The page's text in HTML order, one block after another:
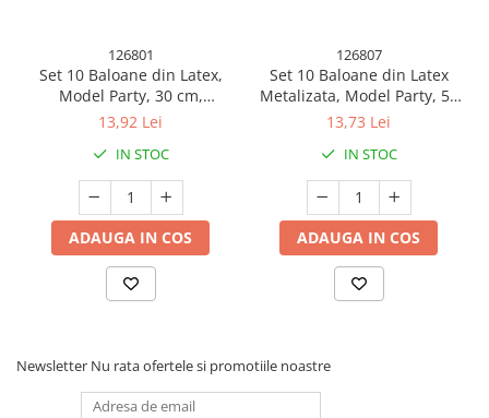
✔Material premium:
Hârtie moale și absorbanta
Design elegant:Buline aurii, potrivite pentru decoruri rafinate
✔ Set practic:
20 de șervețele incluse
tematice, aniversari, baby shower
126801
Set 10 Baloane din Latex,
Model Party, 30 cm,
Multicolore, 2.8 g
13,92 Lei
IN STOC
ADAUGA IN COS
126807
Set 10 Baloane din Latex
Metalizata, Model Party, 5x
Alb, 5x Nude, 23 cm, 2.2 g
13,73 Lei
IN STOC
ADAUGA IN COS
Newsletter Nu rata ofertele si promotiile noastre